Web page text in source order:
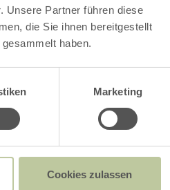
Unsere Partner führen diese
die Sie ihnen bereitgestellt
haben.
Marketing
Cookies zulassen